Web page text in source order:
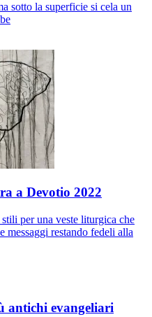
sotto la superficie si cela un
a Devotio 2022
per una veste liturgica che
messaggi restando fedeli alla
antichi evangeliari